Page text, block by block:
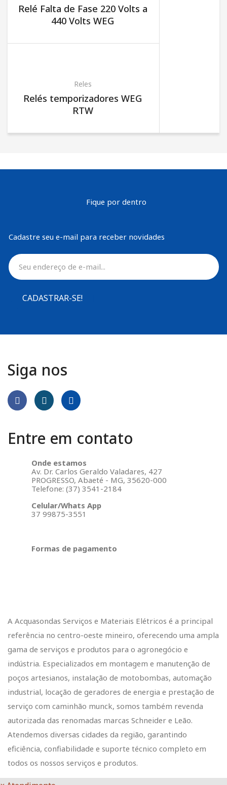
Relé Falta de Fase 220 Volts a
440 Volts WEG
Reles
Relés temporizadores WEG
RTW
Fique por dentro
Cadastre seu e-mail para receber novidades
CADASTRAR-SE!
Siga nos
Entre em contato
Onde estamos
Av. Dr. Carlos Geraldo Valadares, 427
PROGRESSO, Abaeté - MG, 35620-000
Telefone: (37) 3541-2184
Celular/Whats App
37 99875-3551
Formas de pagamento
A Acquasondas Serviços e Materiais Elétricos é a principal
referência no centro-oeste mineiro, oferecendo uma ampla
gama de serviços e produtos para o agronegócio e
indústria. Especializados em montagem e manutenção de
poços artesianos, instalação de motobombas, automação
industrial, locação de geradores de energia e prestação de
serviço com caminhão munck, somos também revenda
autorizada das renomadas marcas Schneider e Leão.
Atendemos diversas cidades da região, garantindo
eficiência, confiabilidade e suporte técnico completo em
todos os nossos serviços e produtos.